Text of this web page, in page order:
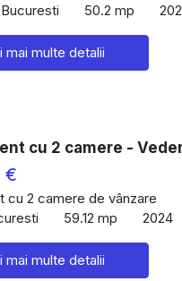
50.2 mp
mai multe detalii
cu 2 camere -
€
cu 2 camere de vânzare
59.12 mp 2024
mai multe detalii